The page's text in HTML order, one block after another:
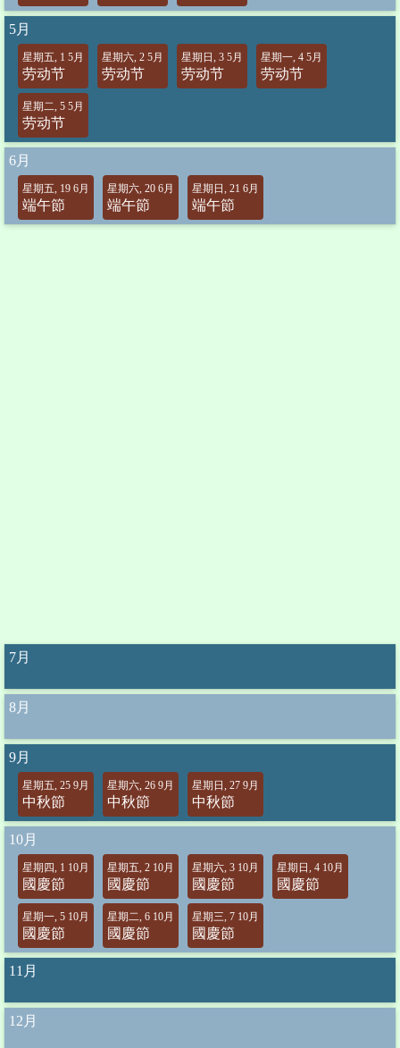
5月
星期五, 1 5月
劳动节
星期六, 2 5月
劳动节
星期日, 3 5月
劳动节
星期一, 4 5月
劳动节
星期二, 5 5月
劳动节
6月
星期五, 19 6月
端午節
星期六, 20 6月
端午節
星期日, 21 6月
端午節
7月
8月
9月
星期五, 25 9月
中秋節
星期六, 26 9月
中秋節
星期日, 27 9月
中秋節
10月
星期四, 1 10月
國慶節
星期五, 2 10月
國慶節
星期六, 3 10月
國慶節
星期日, 4 10月
國慶節
星期一, 5 10月
國慶節
星期二, 6 10月
國慶節
星期三, 7 10月
國慶節
11月
12月